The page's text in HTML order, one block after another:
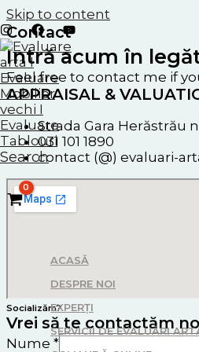
Skip to content
Search
ACASĂ
DESPRE NOI
EXPERȚI
SERVICII DE EVALUĂRI
Contact
Intră acum în
Feel free to contact me if
APPRAISAL &
Strada Gara Herăstrău
031 101 1890
contact (@) evaluari-
Socializăm?
Vrei să te contactăm
Nume *